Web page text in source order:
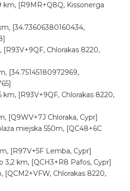
km, [R9MR+Q8Q, Kissonerga
[34.73606380160434,
[R93V+9QF, Chlorakas 8220,
[34.75145180972969,
km, [R93V+9QF, Chlorakas 8220,
[Q9WV+7J Chloraka, Cypr]
miejska 550m, [QC48+6C
[R97V+5F Lemba, Cypr]
3,2 km, [QCH3+R8 Pafos, Cypr]
[QCM2+VFW, Chlorakas 8220,